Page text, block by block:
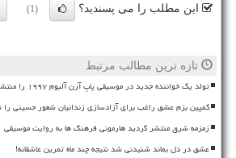
این مطلب را می پسندید؟ (1)
تازه ترین مطالب مرتبط
تولد یک خواننده جدید در موسیقی پاپ آرن آلبوم ۱۹۹۷ را منتشر نمود
کمپین بزم عشق راغب برای آزادسازی زندانیان شعور حسینی را
زمزمه شرق منتشر گردید هارمونی فرهنگ ها به روایت موسیقی
عشق در دل بماند شنیدنی شد نتیجه چند ماه تمرین عاشقانه!